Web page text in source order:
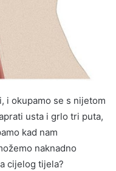
i okupamo se s nijetom
usta i grlo tri puta,
kad nam
naknadno
cijelog tijela?